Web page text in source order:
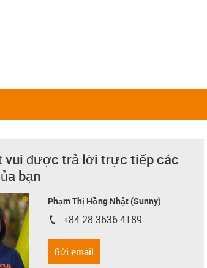
vui được trả lời trực tiếp các
bạn
Phạm Thị Hồng Nhật (Sunny)
igus-icon-phone
+84 28 3636 4189
Gửi email